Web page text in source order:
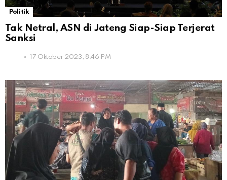
Politik
Tak Netral, ASN di Jateng Siap-Siap Terjerat
Sanksi
17 Oktober 2023, 8:46 PM